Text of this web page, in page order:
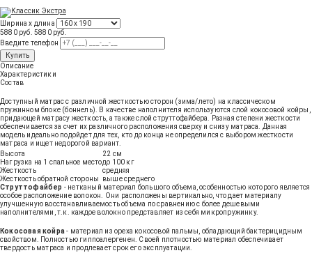
Ширина х длина
5880 руб. 5880 руб.
Введите телефон
Купить
Описание
Характеристики
Состав
Доступный матрас с различной жесткостью сторон (зима/лето) на классическом
пружинном блоке (боннель). В качестве наполнителя используются слой кокосовой койры,
придающей матрасу жесткость, а также слой струттофайбера. Разная степени жесткости
обеспечивается за счет их различного расположения сверху и снизу матраса. Данная
модель идеально подойдет для тех, кто до конца не определился с выбором жесткости
матраса и ищет недорогой вариант.
Высота
22 см
Нагрузка на 1 спальное местодо 100 кг
Жесткость
средняя
Жесткость обратной стороны
выше среднего
Струттофайбер - нетканый материал большого объема, особенностью которого является
особое расположение волокон. Они расположены вертикально, что дает материалу
улучшенную восстанавливаемость объема по сравнению с более дешевыми
наполнителями, т.к. каждое волокно представляет из себя микропружинку.
Кокосовая койра- материал из ореха кокосовой пальмы, обладающий бактерицидным
свойством. Полностью гиппоалергенен. Своей плотностью материал обеспечивает
твердость матраса и продлевает срок его эксплуатации.